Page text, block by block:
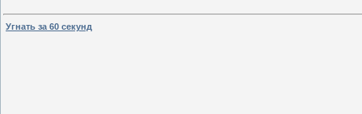
Угнать за 60 секунд